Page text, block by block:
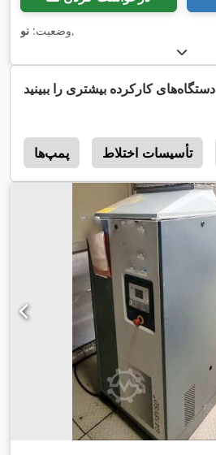
وضعیت: نو ,
دستگاه‌های کارکرده بیشتری را ببینید
پمپ‌ها تأسیسات اختلاط